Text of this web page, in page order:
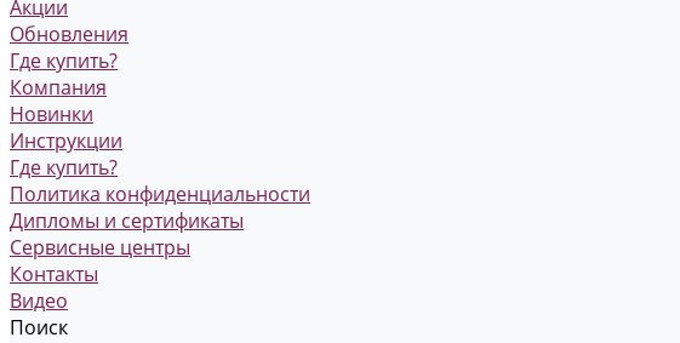
Акции
Обновления
Где купить?
Компания
Новинки
Инструкции
Где купить?
Политика конфиденциальности
Дипломы и сертификаты
Сервисные центры
Контакты
Видео
Поиск